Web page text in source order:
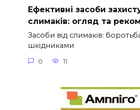
Ефективні засоби
слимаків: огляд та
Засоби від слимаків:
шкідниками
0 11